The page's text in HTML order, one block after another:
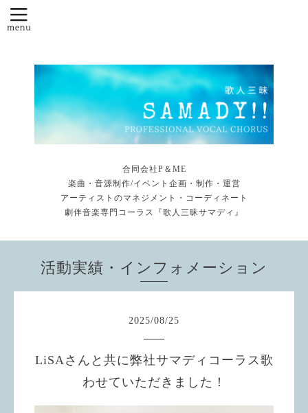
合同会社P＆ME
楽曲・音源制作/イベント企画・制作・運営
アーティストのマネジメント・コーディネート
劇伴音楽専門コーラス『歌人三昧サマディ』
活動実績・インフォメーション
2025/08/25
LiSAさんと共に弊社サマディコーラス歌
わせていただきました！